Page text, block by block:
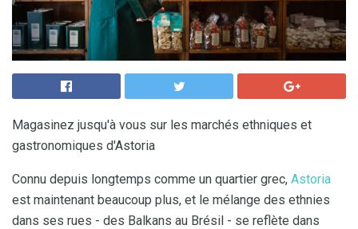
Magasinez jusqu'à vous sur les marchés ethniques et
gastronomiques d'Astoria
Connu depuis longtemps comme un quartier grec, Astoria
est maintenant beaucoup plus, et le mélange des ethnies
dans ses rues - des Balkans au Brésil - se reflète dans